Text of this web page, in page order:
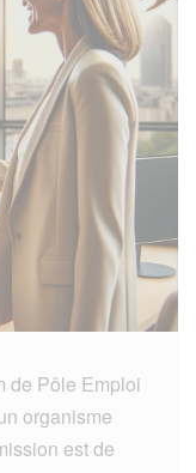
de Pôle Emploi
organisme
est de